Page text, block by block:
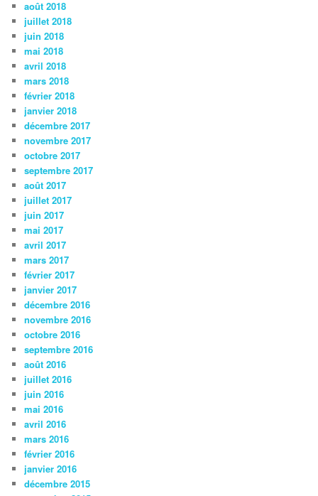
août 2018
juillet 2018
juin 2018
mai 2018
avril 2018
mars 2018
février 2018
janvier 2018
décembre 2017
novembre 2017
octobre 2017
septembre 2017
août 2017
juillet 2017
juin 2017
mai 2017
avril 2017
mars 2017
février 2017
janvier 2017
décembre 2016
novembre 2016
octobre 2016
septembre 2016
août 2016
juillet 2016
juin 2016
mai 2016
avril 2016
mars 2016
février 2016
janvier 2016
décembre 2015